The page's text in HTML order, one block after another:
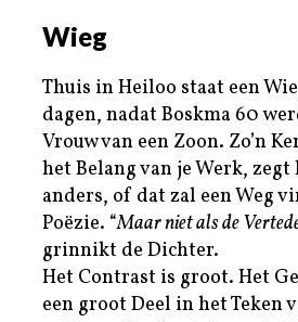
Wieg
Thuis in Heiloo staat een
dagen, nadat Boskma 60
Vrouw van een Zoon. Zo’n
het Belang van je Werk,
anders, of dat zal een Weg
Poëzie. “Maar niet als de
grinnikt de Dichter.
Het Contrast is groot. Het
een groot Deel in het Teken